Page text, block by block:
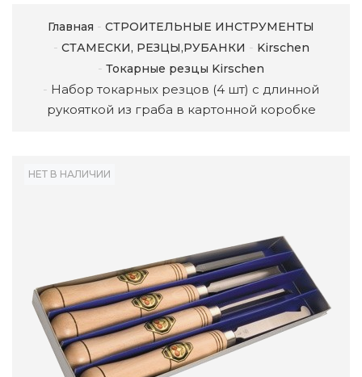
Главная
СТРОИТЕЛЬНЫЕ ИНСТРУМЕНТЫ
СТАМЕСКИ, РЕЗЦЫ,РУБАНКИ
Kirschen
Токарные резцы Kirschen
Набор токарных резцов (4 шт) с длинной
рукояткой из граба в картонной коробке
НЕТ В НАЛИЧИИ